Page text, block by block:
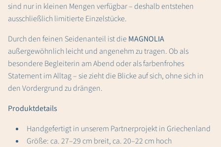
sind nur in kleinen Mengen verfügbar – deshalb entstehen
ausschließlich limitierte Einzelstücke.
Durch den feinen Seidenanteil ist die MAGNOLIA
außergewöhnlich leicht und angenehm zu tragen. Ob als
besondere Begleiterin am Abend oder als farbenfrohes
Statement im Alltag – sie zieht die Blicke auf sich, ohne sich in
den Vordergrund zu drängen.
Produktdetails
Handgefertigt in unserem Partnerprojekt in Griechenland
Größe: ca. 27–29 cm breit, ca. 20–22 cm hoch